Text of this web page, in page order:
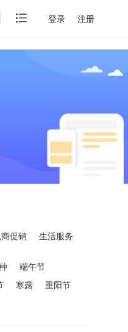
登录 注册
促销 生活服务
端午节
寒露
重阳节